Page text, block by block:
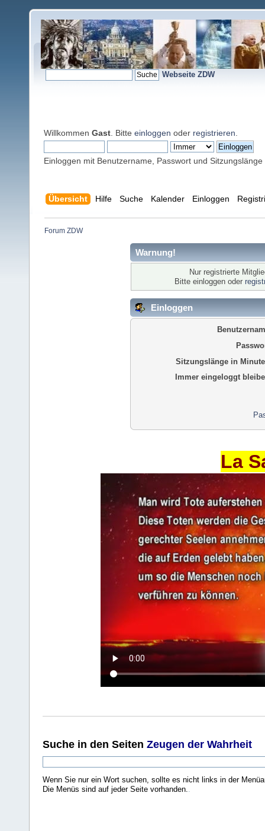
Webseite ZDW
Willkommen Gast . Bitte einloggen oder registrieren
Einloggen mit Benutzername, Passwort und Sitzungslänge
Übersicht Hilfe Suche Kalender Einloggen
Forum ZDW
Warnung!
Nur registrierte
Bitte einloggen oder
Einloggen
Sitzungslänge in
Immer eingeloggt
La
Suche in den Seiten Zeugen der Wahrheit
Wenn Sie nur ein Wort suchen, sollte es nicht links in der
Die Menüs sind auf jeder Seite vorhanden..